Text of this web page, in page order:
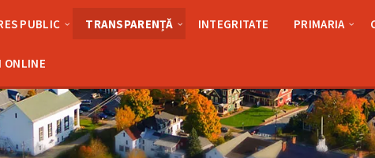
PUBLIC TRANSPARENȚĂ INTEGRITATE PRIMARIA
ONLINE